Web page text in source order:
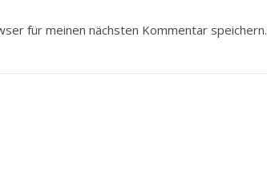
für meinen nächsten Kommentar speichern.